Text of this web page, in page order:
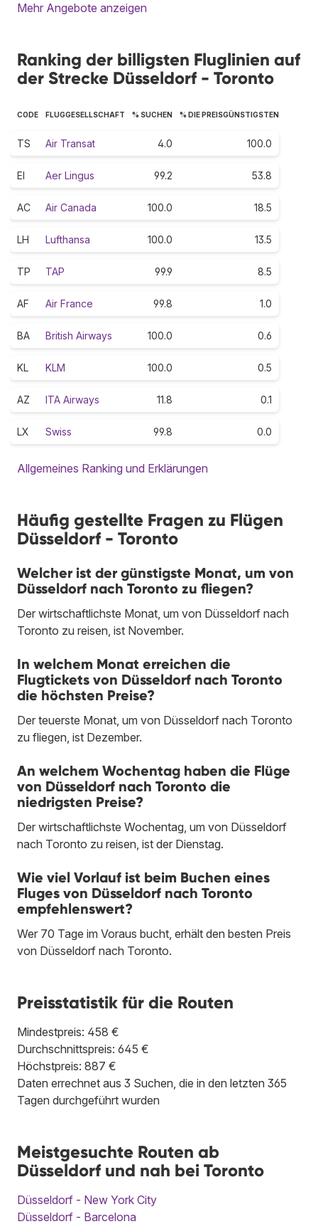
Mehr Angebote anzeigen
Ranking der billigsten Fluglinien auf
der Strecke Düsseldorf - Toronto
CODE FLUGGESELLSCHAFT % SUCHEN % DIE PREISGÜNSTIGSTEN
TS Air Transat 4.0 100.0
EI Aer Lingus 99.2 53.8
AC Air Canada 100.0 18.5
LH Lufthansa 100.0 13.5
TP TAP 99.9 8.5
AF Air France 99.8 1.0
BA British Airways 100.0 0.6
KL KLM 100.0 0.5
AZ ITA Airways 11.8 0.1
LX Swiss 99.8 0.0
Allgemeines Ranking und Erklärungen
Häufig gestellte Fragen zu Flügen
Düsseldorf - Toronto
Welcher ist der günstigste Monat, um von
Düsseldorf nach Toronto zu fliegen?
Der wirtschaftlichste Monat, um von Düsseldorf nach
Toronto zu reisen, ist November.
In welchem Monat erreichen die
Flugtickets von Düsseldorf nach Toronto
die höchsten Preise?
Der teuerste Monat, um von Düsseldorf nach Toronto
zu fliegen, ist Dezember.
An welchem Wochentag haben die Flüge
von Düsseldorf nach Toronto die
niedrigsten Preise?
Der wirtschaftlichste Wochentag, um von Düsseldorf
nach Toronto zu reisen, ist der Dienstag.
Wie viel Vorlauf ist beim Buchen eines
Fluges von Düsseldorf nach Toronto
empfehlenswert?
Wer 70 Tage im Voraus bucht, erhält den besten Preis
von Düsseldorf nach Toronto.
Preisstatistik für die Routen
Mindestpreis: 458 €
Durchschnittspreis: 645 €
Höchstpreis: 887 €
Daten errechnet aus 3 Suchen, die in den letzten 365
Tagen durchgeführt wurden
Meistgesuchte Routen ab
Düsseldorf und nah bei Toronto
Düsseldorf - New York City
Düsseldorf - Barcelona